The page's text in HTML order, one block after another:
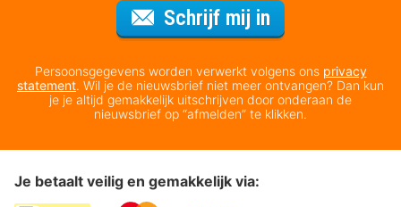
Schrijf mij in
Persoonsgegevens worden verwerkt volgens ons privacy
statement. Wil je de nieuwsbrief niet meer ontvangen? Dan kun
je je altijd gemakkelijk uitschrijven door onderaan de
nieuwsbrief op “afmelden” te klikken.
Je betaalt veilig en gemakkelijk via: